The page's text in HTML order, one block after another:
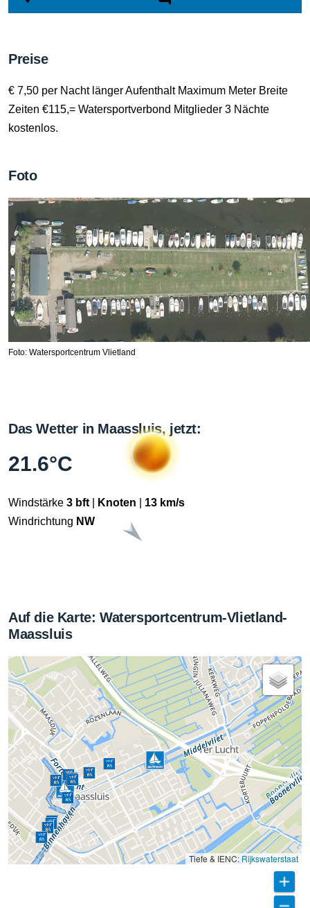
Preise
€ 7,50 per Nacht länger Aufenthalt Maximum Meter Breite
Zeiten €115,= Watersportverbond Mitglieder 3 Nächte
kostenlos.
Foto
Foto: Watersportcentrum Vlietland
Das Wetter in Maassluis, jetzt:
21.6°C
Windstärke 3 bft Knoten
13 km/s
Windrichtung NW
Auf die Karte: Watersportcentrum-Vlietland-
Maassluis
Tiefe & IENC: Rijkswaterstaat